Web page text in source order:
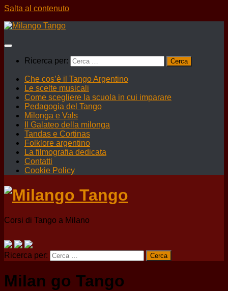
Salta al contenuto
Ricerca per:
Che cos’è il Tango Argentino
Le scelte musicali
Come scegliere la scuola in cui imparare
Pedagogia del Tango
Milonga e Vals
Il Galateo della milonga
Tandas e Cortinas
Folklore argentino
La filmografia dedicata
Contatti
Cookie Policy
Corsi di Tango a Milano
Ricerca per:
Milan go Tango